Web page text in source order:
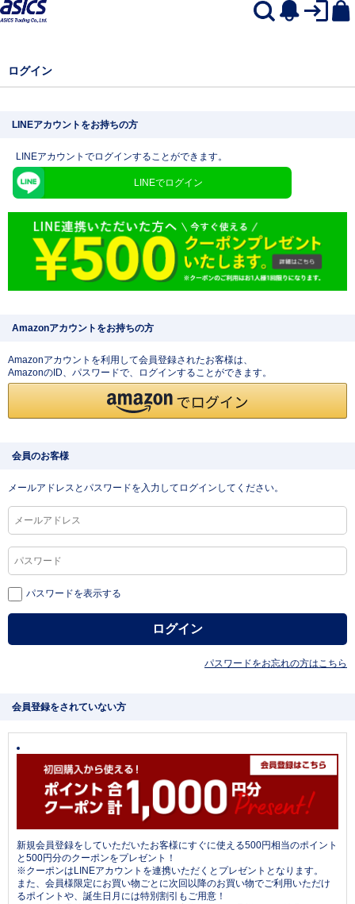
ログイン
LINEアカウントをお持ちの方
LINEアカウントでログインすることができます。
LINEでログイン
Amazonアカウントをお持ちの方
Amazonアカウントを利用して会員登録されたお客様は、
AmazonのID、パスワードで、ログインすることができます。
会員のお客様
メールアドレスとパスワードを入力してログインしてください。
パスワードを表示する
パスワードをお忘れの方はこちら
会員登録をされていない方
新規会員登録をしていただいたお客様にすぐに使える500円相当のポイント
と500円分のクーポンをプレゼント！
※クーポンはLINEアカウントを連携いただくとプレゼントとなります。
また、会員様限定にお買い物ごとに次回以降のお買い物でご利用いただけ
るポイントや、誕生日月には特別割引もご用意！